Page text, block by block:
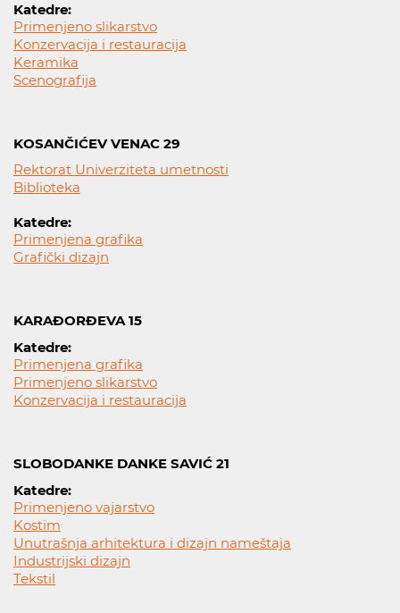
Katedre:
Primenjeno slikarstvo
Konzervacija i restauracija
Keramika
Scenografija
KOSANČIĆEV VENAC 29
Rektorat Univerziteta umetnosti
Biblioteka
Katedre:
Primenjena grafika
Grafički dizajn
KARAĐORĐEVA 15
Katedre:
Primenjena grafika
Primenjeno slikarstvo
Konzervacija i restauracija
SLOBODANKE DANKE SAVIĆ 21
Katedre:
Primenjeno vajarstvo
Kostim
Unutrašnja arhitektura i dizajn nameštaja
Industrijski dizajn
Tekstil